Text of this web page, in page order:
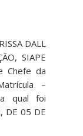
DALL
SIAPE
Chefe da
–
a qual foi
DE 05 DE